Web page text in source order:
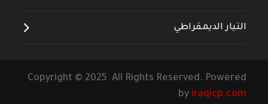
التيار الديمقراطي
Copyright © 2025 All Rights Reserved. Powered
by iraqicp.com